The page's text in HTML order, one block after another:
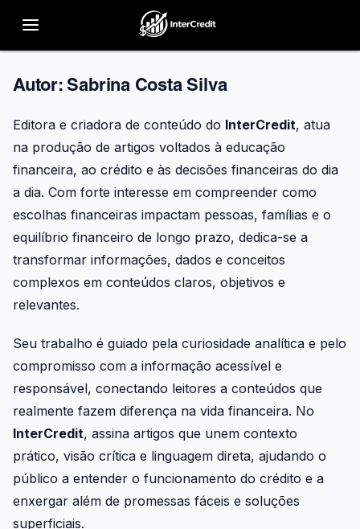
Autor: Sabrina Costa Silva
Editora e criadora de conteúdo do InterCredit, atua
na produção de artigos voltados à educação
financeira, ao crédito e às decisões financeiras do dia
a dia. Com forte interesse em compreender como
escolhas financeiras impactam pessoas, famílias e o
equilíbrio financeiro de longo prazo, dedica-se a
transformar informações, dados e conceitos
complexos em conteúdos claros, objetivos e
relevantes.
Seu trabalho é guiado pela curiosidade analítica e pelo
compromisso com a informação acessível e
responsável, conectando leitores a conteúdos que
realmente fazem diferença na vida financeira. No
InterCredit, assina artigos que unem contexto
prático, visão crítica e linguagem direta, ajudando o
público a entender o funcionamento do crédito e a
enxergar além de promessas fáceis e soluções
superficiais.